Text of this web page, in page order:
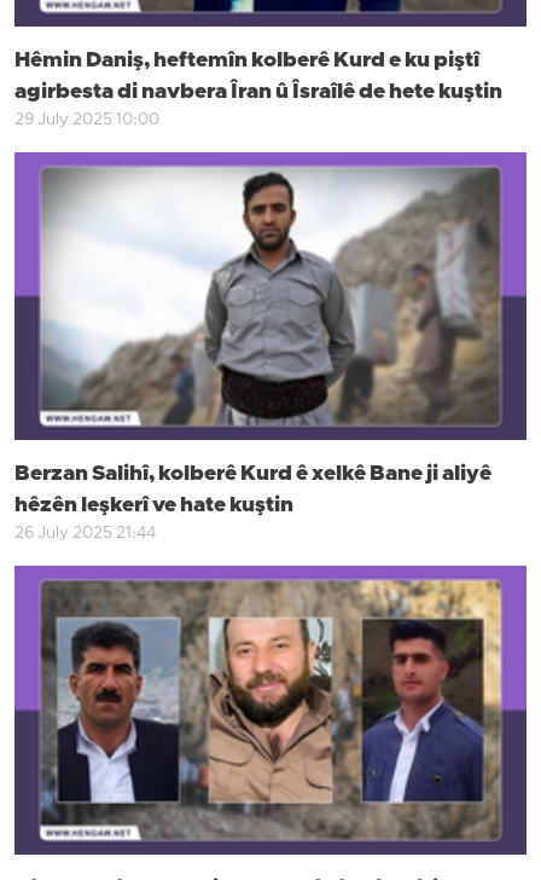
Hêmin Daniş, heftemîn kolberê Kurd e ku piştî
agirbesta di navbera Îran û Îsraîlê de hete kuştin
29 July 2025 10:00
Berzan Salihî, kolberê Kurd ê xelkê Bane ji aliyê
hêzên leşkerî ve hate kuştin
26 July 2025 21:44